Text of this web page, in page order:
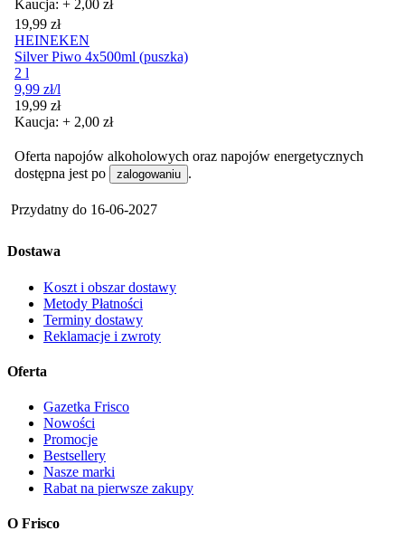
Kaucja: + 2,00 zł
Cena
19,99 zł
HEINEKEN
Silver Piwo 4x500ml (puszka)
2 l
9,99 zł/l
Cena
19,99 zł
Kaucja: + 2,00 zł
Oferta napojów alkoholowych oraz napojów energetycznych
dostępna jest po
zalogowaniu .
Przydatny do 16-06-2027
Dostawa
Koszt i obszar dostawy
Metody Płatności
Terminy dostawy
Reklamacje i zwroty
Oferta
Gazetka Frisco
Nowości
Promocje
Bestsellery
Nasze marki
Rabat na pierwsze zakupy
O Frisco